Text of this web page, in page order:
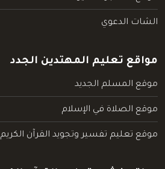
الشات الدعوي
مواقع تعليم المهتدين الجدد
موقع المسلم الجديد
موقع الصلاة في الإسلام
موقع تعليم تفسير وتجويد القرآن الكريم